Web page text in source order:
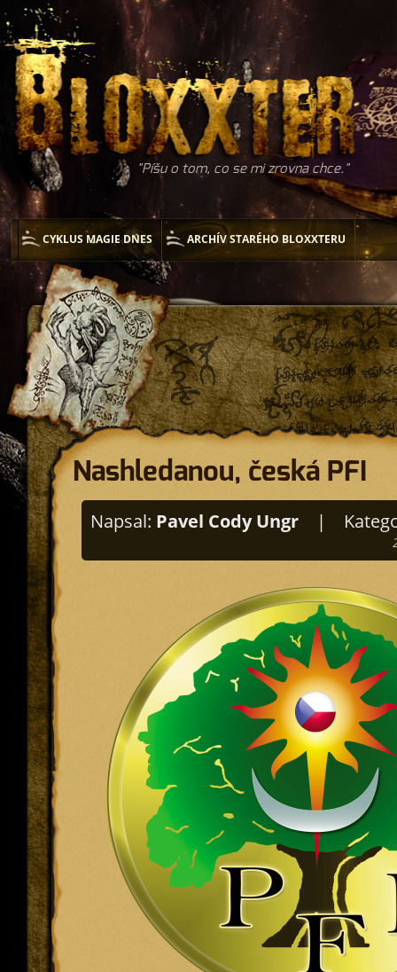
Píšu o tom, co se mi zrovna chce.
CYKLUS MAGIE DNES ARCHÍV STARÉHO BLOXXTERU
Nashledanou, česká PFI
Napsal: Pavel Cody Ungr |